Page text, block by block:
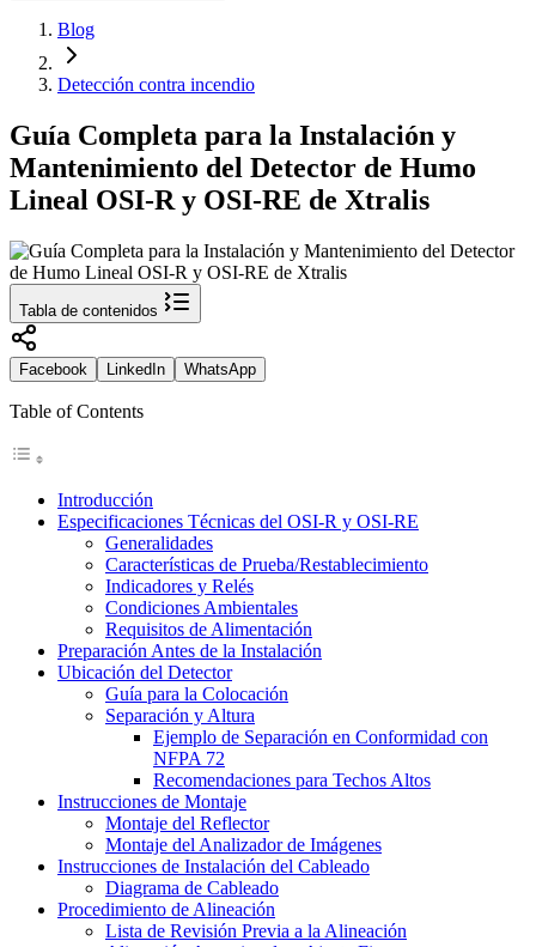
Blog
Detección contra incendio
Guía Completa para la Instalación y
Mantenimiento del Detector de Humo
Lineal OSI-R y OSI-RE de Xtralis
Tabla de contenidos
Facebook LinkedIn WhatsApp
Table of Contents
Introducción
Especificaciones Técnicas del OSI-R y OSI-RE
Generalidades
Características de Prueba/Restablecimiento
Indicadores y Relés
Condiciones Ambientales
Requisitos de Alimentación
Preparación Antes de la Instalación
Ubicación del Detector
Guía para la Colocación
Separación y Altura
Ejemplo de Separación en Conformidad con
NFPA 72
Recomendaciones para Techos Altos
Instrucciones de Montaje
Montaje del Reflector
Montaje del Analizador de Imágenes
Instrucciones de Instalación del Cableado
Diagrama de Cableado
Procedimiento de Alineación
Lista de Revisión Previa a la Alineación